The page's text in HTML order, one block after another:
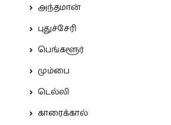
அந்தமான்
புதுச்சேரி
பெங்களூர்
மும்பை
டெல்லி
காரைக்கால்